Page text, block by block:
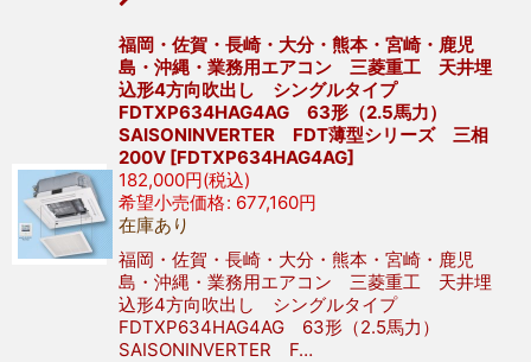
福岡・佐賀・長崎・大分・熊本・宮崎・鹿児
島・沖縄・業務用エアコン 三菱重工 天井埋
込形4方向吹出し シングルタイプ
FDTXP634HAG4AG 63形（2.5馬力）
SAISONINVERTER FDT薄型シリーズ 三相
200V [FDTXP634HAG4AG]
182,000円(税込)
希望小売価格: 677,160円
在庫あり
福岡・佐賀・長崎・大分・熊本・宮崎・鹿児
島・沖縄・業務用エアコン 三菱重工 天井埋
込形4方向吹出し シングルタイプ
FDTXP634HAG4AG 63形（2.5馬力）
SAISONINVERTER F…